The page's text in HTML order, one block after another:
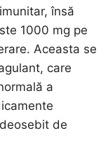
însă
1000 mg pe
Aceasta se
care
a
de